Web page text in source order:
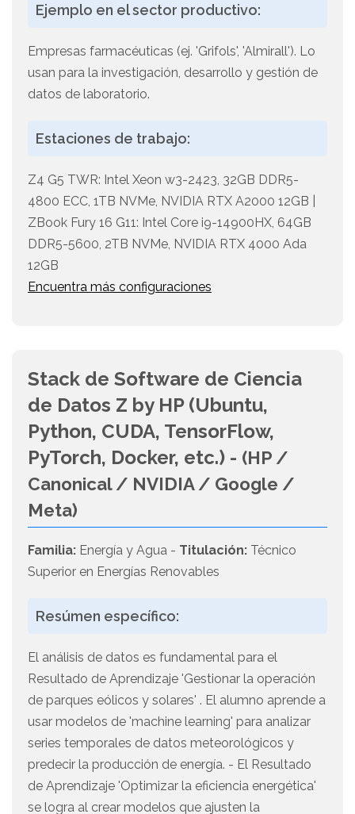
Ejemplo en el sector productivo:
Empresas farmacéuticas (ej. 'Grifols', 'Almirall'). Lo
usan para la investigación, desarrollo y gestión de
datos de laboratorio.
Estaciones de trabajo:
Z4 G5 TWR: Intel Xeon w3-2423, 32GB DDR5-
4800 ECC, 1TB NVMe, NVIDIA RTX A2000 12GB |
ZBook Fury 16 G11: Intel Core i9-14900HX, 64GB
DDR5-5600, 2TB NVMe, NVIDIA RTX 4000 Ada
12GB
Encuentra más configuraciones
Stack de Software de Ciencia
de Datos Z by HP (Ubuntu,
Python, CUDA, TensorFlow,
PyTorch, Docker, etc.) - (HP /
Canonical / NVIDIA / Google /
Meta)
Familia: Energía y Agua - Titulación: Técnico
Superior en Energías Renovables
Resúmen específico:
El análisis de datos es fundamental para el
Resultado de Aprendizaje 'Gestionar la operación
de parques eólicos y solares' . El alumno aprende a
usar modelos de 'machine learning' para analizar
series temporales de datos meteorológicos y
predecir la producción de energía. - El Resultado
de Aprendizaje 'Optimizar la eficiencia energética'
se logra al crear modelos que ajusten la